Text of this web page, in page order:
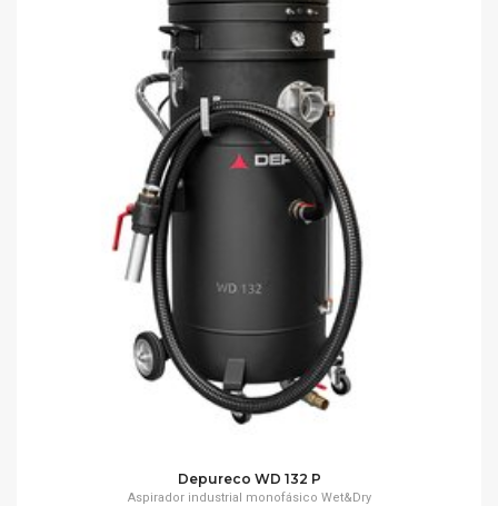
Depureco WD 132 P
Aspirador industrial monofásico Wet&Dry